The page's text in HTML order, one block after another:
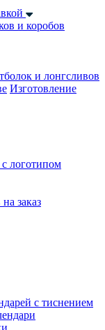
и коробов
и лонгсливов
Изготовление
логотипом
заказ
с тиснением